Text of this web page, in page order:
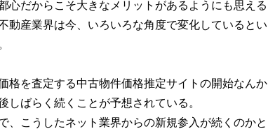
心だからこそ大きなメリットがあるようにも思える
動産業界は今、いろいろな角度で変化しているとい
格を査定する中古物件価格推定サイトの開始なんか
しばらく続くことが予想されている。
、こうしたネット業界からの新規参入が続くのかと